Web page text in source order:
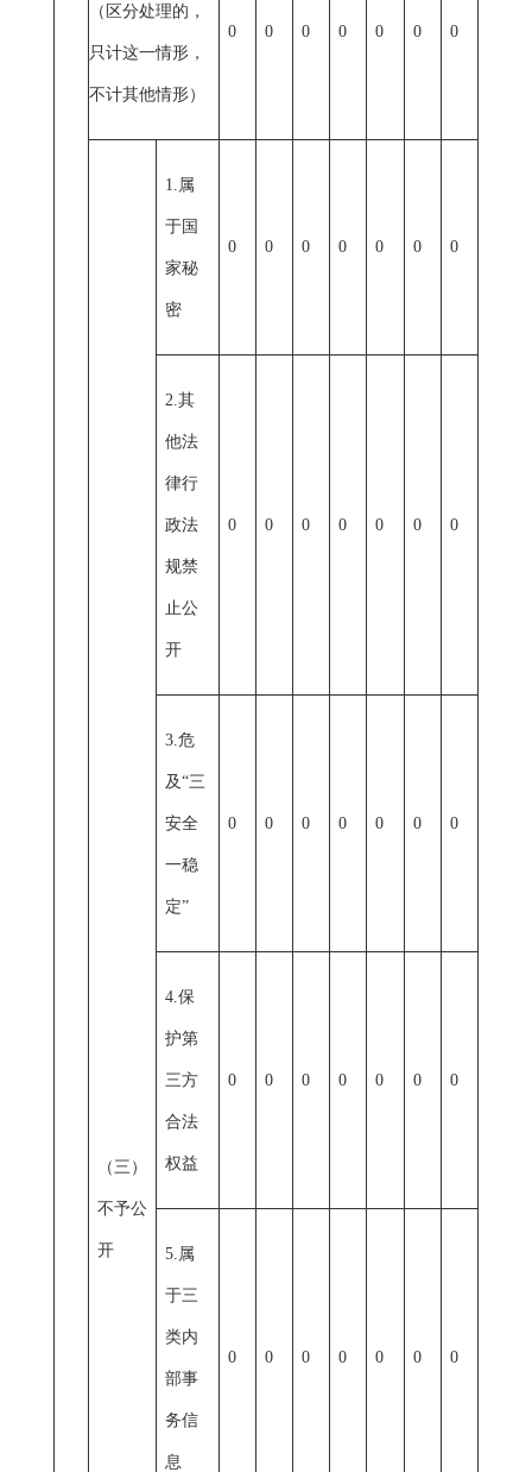
（区分处理的，
只计这一情形，
不计其他情形）
0 0 0 0 0 0 0
（三）
不予公
开
1.属
于国
家秘
密
0 0 0 0 0 0 0
2.其
他法
律行
政法
规禁
止公
开
0 0 0 0 0 0 0
3.危
及“三
安全
一稳
定”
0 0 0 0 0 0 0
4.保
护第
三方
合法
权益
0 0 0 0 0 0 0
5.属
于三
类内
部事
务信
息
0 0 0 0 0 0 0